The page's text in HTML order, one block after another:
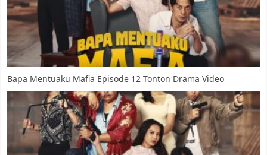
Bapa Mentuaku Mafia Episode 12 Tonton Drama Video